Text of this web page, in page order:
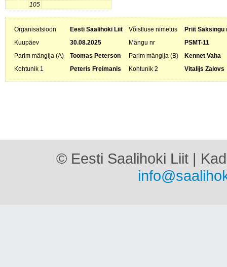
105
Organisatsioon Eesti Saalihoki Liit Võistluse nimetus
Priit
Kuupäev
30.08.2025 Mängu nr
PSMT-11
Parim mängija (A)
Toomas Peterson Parim mängija (B)
Kennet Vaha
Kohtunik 1
Peteris Freimanis Kohtunik 2 Vitalijs Zalovs
© Eesti Saalihoki Liit |